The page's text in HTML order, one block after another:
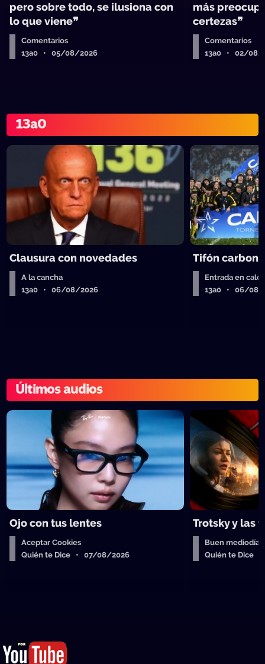
pero sobre todo, se ilusiona con
lo que viene❞
Comentarios
13a0 • 05/08/2026
más
certezas❞
Comentarios
13a0 • 02/08/
13a0
Clausura con novedades
A la cancha
13a0 • 06/08/2026
Tifón
Entrada en calor
13a0 • 06/08/
Últimos audios
Ojo con tus lentes
Aceptar Cookies
Quién te Dice • 07/08/2026
Trotsky y las
Buen mediodía
Quién te Dice